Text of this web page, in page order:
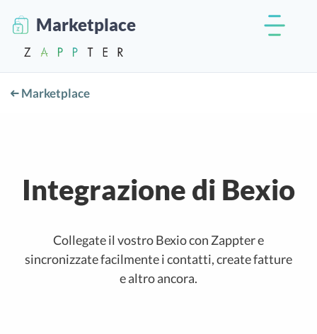
Marketplace
Marketplace
Integrazione di Bexio
Collegate il vostro Bexio con Zappter e
sincronizzate facilmente i contatti, create fatture
e altro ancora.